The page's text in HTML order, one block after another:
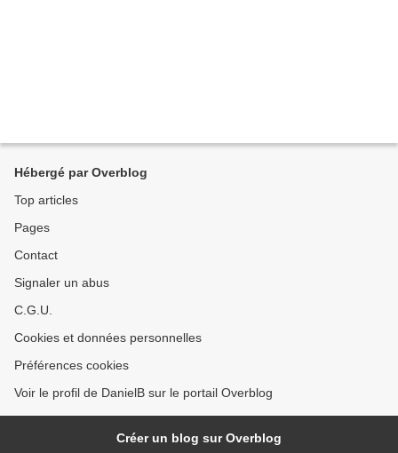
Hébergé par Overblog
Top articles
Pages
Contact
Signaler un abus
C.G.U.
Cookies et données personnelles
Préférences cookies
Voir le profil de DanielB sur le portail Overblog
Créer un blog sur Overblog